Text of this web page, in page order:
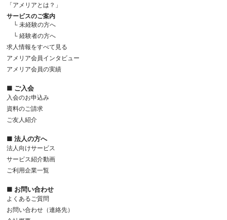
「アメリアとは？」
サービスのご案内
└ 未経験の方へ
└ 経験者の方へ
求人情報をすべて見る
アメリア会員インタビュー
アメリア会員の実績
■ ご入会
入会のお申込み
資料のご請求
ご友人紹介
■ 法人の方へ
法人向けサービス
サービス紹介動画
ご利用企業一覧
■ お問い合わせ
よくあるご質問
お問い合わせ（連絡先）